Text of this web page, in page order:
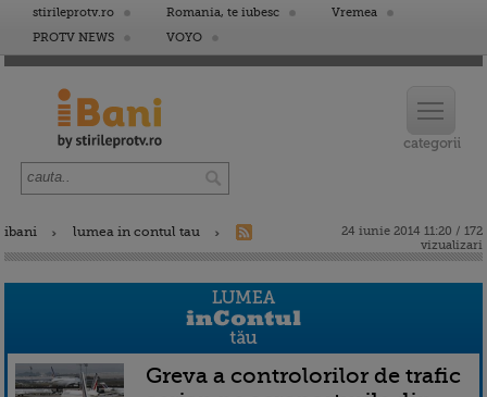
stirileprotv.ro Romania, te iubesc
Vremea
PROTV NEWS
VOYO
ibani lumea in contul tau
24 iunie 2014 11:20 / 172
vizualizari
Greva a controlorilor de trafic